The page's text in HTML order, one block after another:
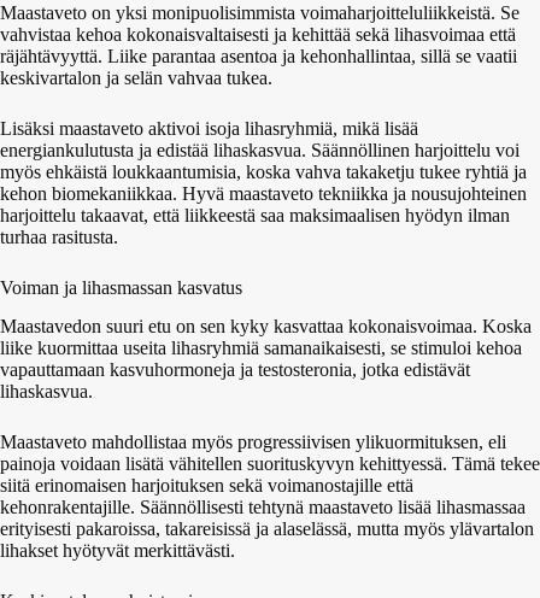
Maastaveto on yksi monipuolisimmista voimaharjoitteluliikkeistä. Se
vahvistaa kehoa kokonaisvaltaisesti ja kehittää sekä lihasvoimaa että
räjähtävyyttä. Liike parantaa asentoa ja kehonhallintaa, sillä se vaatii
keskivartalon ja selän vahvaa tukea.
Lisäksi maastaveto aktivoi isoja lihasryhmiä, mikä lisää
energiankulutusta ja edistää lihaskasvua. Säännöllinen harjoittelu voi
myös ehkäistä loukkaantumisia, koska vahva takaketju tukee ryhtiä ja
kehon biomekaniikkaa. Hyvä maastaveto tekniikka ja nousujohteinen
harjoittelu takaavat, että liikkeestä saa maksimaalisen hyödyn ilman
turhaa rasitusta.
Voiman ja lihasmassan kasvatus
Maastavedon suuri etu on sen kyky kasvattaa kokonaisvoimaa. Koska
liike kuormittaa useita lihasryhmiä samanaikaisesti, se stimuloi kehoa
vapauttamaan kasvuhormoneja ja testosteronia, jotka edistävät
lihaskasvua.
Maastaveto mahdollistaa myös progressiivisen ylikuormituksen, eli
painoja voidaan lisätä vähitellen suorituskyvyn kehittyessä. Tämä tekee
siitä erinomaisen harjoituksen sekä voimanostajille että
kehonrakentajille. Säännöllisesti tehtynä maastaveto lisää lihasmassaa
erityisesti pakaroissa, takareisissä ja alaselässä, mutta myös ylävartalon
lihakset hyötyvät merkittävästi.